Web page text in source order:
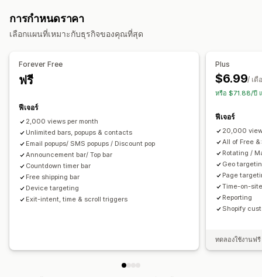
การปรับแต่ง
ลิงก์และปุ่ม
การเปลี่ยนรูปแบบตามการแสดงผลบนมือถือ
การกำหนดเวลา
การกำหนดเป้าหมายแคมเปญ
การกำหนดเป้าหมายพฤติกรรม
การวิเคราะห์และการรายงาน
การติดตามพฤติกรรม การติดตามประสิทธิภาพ
รายงานยอดเข้าชมร้านค้า
รางวัล ตัวนับเวลาถอยหลัง
ประกาศ แบบสำรวจ
เครื่องมือแก้ไข
การปรับให้เข้ากับท้องถิ่น
รายชื่อการจัดเก็บสำหรับ SMS
ทริกเกอร์และกฎ
การแบ่งกลุ่ม
การติดแท็ก
การกำหนดราคา
เลือกแผนที่เหมาะกับธุรกิจของคุณที่สุด
Forever Free
ฟรี
ฟีเจอร์
2,000 views per month
Unlimited bars, popups & contacts
Email popups/ SMS popups / Discount pop
Announcement bar/ Top bar
Countdown timer bar
Free shipping bar
Device targeting
Exit-intent, time & scroll triggers
Plus
$6.99/ เดื
หรือ $71.88/ปี
ฟีเจอร์
20,000
All of Free &:
Rotating /
Geo
Page
Time-on-
Reporting
Shopify
ทดลองใช้งานฟ